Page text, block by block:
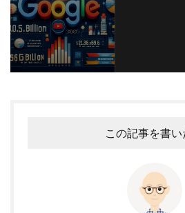
この記事を書い